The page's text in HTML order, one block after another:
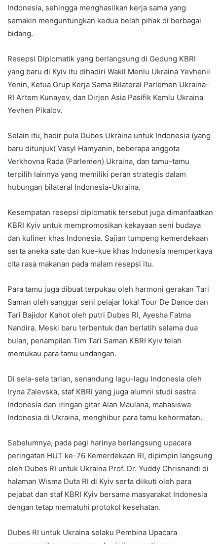
Indonesia, sehingga menghasilkan kerja sama yang
semakin menguntungkan kedua belah pihak di berbagai
bidang.
Resepsi Diplomatik yang berlangsung di Gedung KBRI
yang baru di Kyiv itu dihadiri Wakil Menlu Ukraina Yevhenii
Yenin, Ketua Grup Kerja Sama Bilateral Parlemen Ukraina-
RI Artem Kunayev, dan Dirjen Asia Pasifik Kemlu Ukraina
Yevhen Pikalov.
Selain itu, hadir pula Dubes Ukraina untuk Indonesia (yang
baru ditunjuk) Vasyl Hamyanin, beberapa anggota
Verkhovna Rada (Parlemen) Ukraina, dan tamu-tamu
terpilih lainnya yang memiliki peran strategis dalam
hubungan bilateral Indonesia-Ukraina.
Kesempatan resepsi diplomatik tersebut juga dimanfaatkan
KBRI Kyiv untuk mempromosikan kekayaan seni budaya
dan kuliner khas Indonesia. Sajian tumpeng kemerdekaan
serta aneka sate dan kue-kue khas Indonesia memperkaya
cita rasa makanan pada malam resepsi itu.
Para tamu juga dibuat terpukau oleh harmoni gerakan Tari
Saman oleh sanggar seni pelajar lokal Tour De Dance dan
Tari Bajidor Kahot oleh putri Dubes RI, Ayesha Fatma
Nandira. Meski baru terbentuk dan berlatih selama dua
bulan, penampilan Tim Tari Saman KBRI Kyiv telah
memukau para tamu undangan.
Di sela-sela tarian, senandung lagu-lagu Indonesia oleh
Iryna Zalevska, staf KBRI yang juga alumni studi sastra
Indonesia dan iringan gitar Alan Maulana, mahasiswa
Indonesia di Ukraina, menghibur para tamu kehormatan.
Sebelumnya, pada pagi harinya berlangsung upacara
peringatan HUT ke-76 Kemerdekaan RI, dipimpin langsung
oleh Dubes RI untuk Ukraina Prof. Dr. Yuddy Chrisnandi di
halaman Wisma Duta RI di Kyiv serta diikuti oleh para
pejabat dan staf KBRI Kyiv bersama masyarakat Indonesia
dengan tetap mematuhi protokol kesehatan.
Dubes RI untuk Ukraina selaku Pembina Upacara